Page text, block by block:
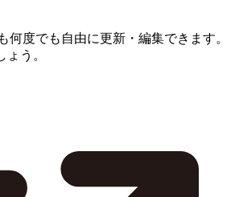
何度でも自由に更新・編集できます。
う。